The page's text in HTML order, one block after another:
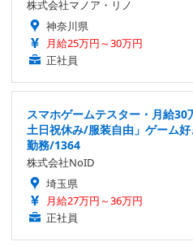
株式会社マノア・リノ
神奈川県
月給25万円～30万円
正社員
スマホゲームテスター・月給
土日祝休み/服装自由」ゲーム
勤務/1364
株式会社NoID
埼玉県
月給27万円～36万円
正社員